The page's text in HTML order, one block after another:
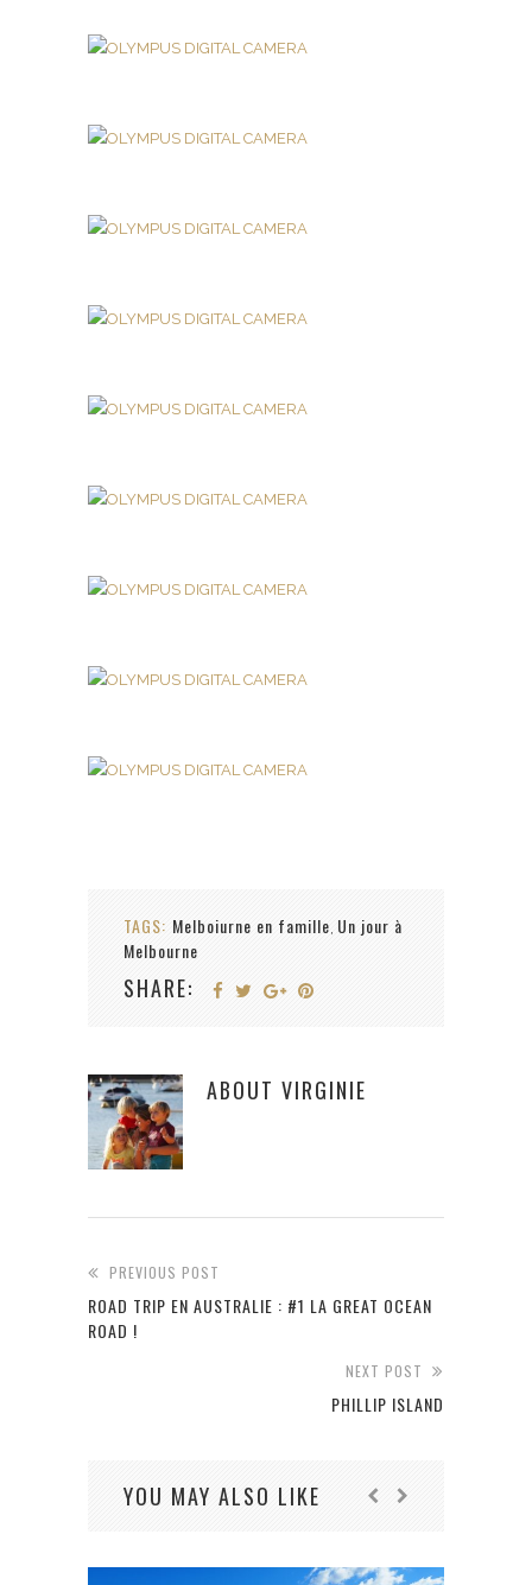
TAGS: Melboiurne en famille, Un jour à
Melbourne
SHARE:
ABOUT VIRGINIE
PREVIOUS POST
ROAD TRIP EN AUSTRALIE : #1 LA GREAT OCEAN
ROAD !
NEXT POST
PHILLIP ISLAND
YOU MAY ALSO LIKE